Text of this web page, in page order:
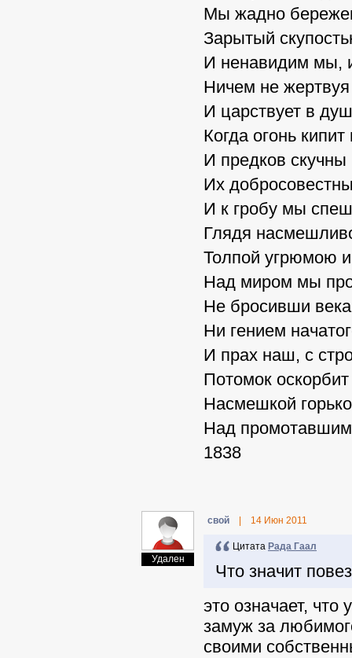
Мы жадно
Зарытый
И ненавидим мы,
Ничем не
И царствует в
Когда огонь кипит
И предков
Их
И к гробу мы
Глядя
Толпой угрюмою
Над миром мы
Не бросивши
Ни гением
И прах наш, с
Потомок
Насмешкой
Над
1838
Удален
свой 14 Июн 2011
Цитата Рада Гаал
Что значит
это означает,
замуж за
своими